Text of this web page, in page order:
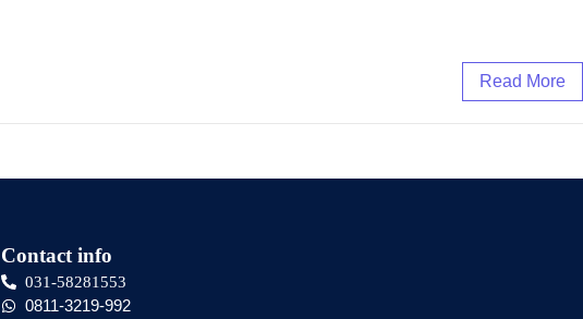
Read More
Contact info
031-58281553
0811-3219-992